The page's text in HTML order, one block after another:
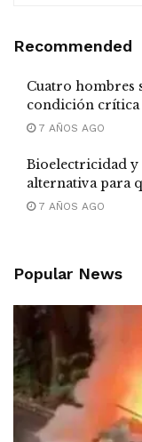
Recommended
Cuatro hombres
condición crítica
7 AÑOS AGO
Bioelectricidad y
alternativa para
7 AÑOS AGO
Popular News